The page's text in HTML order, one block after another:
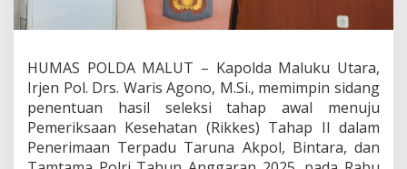
g
P
e
n
t
u
a
n
HUMAS POLDA MALUT – Kapolda Maluku Utara,
Irjen Pol. Drs. Waris Agono, M.Si., memimpin sidang
penentuan hasil seleksi tahap awal menuju
Pemeriksaan Kesehatan (Rikkes) Tahap II dalam
Penerimaan Terpadu Taruna Akpol, Bintara, dan